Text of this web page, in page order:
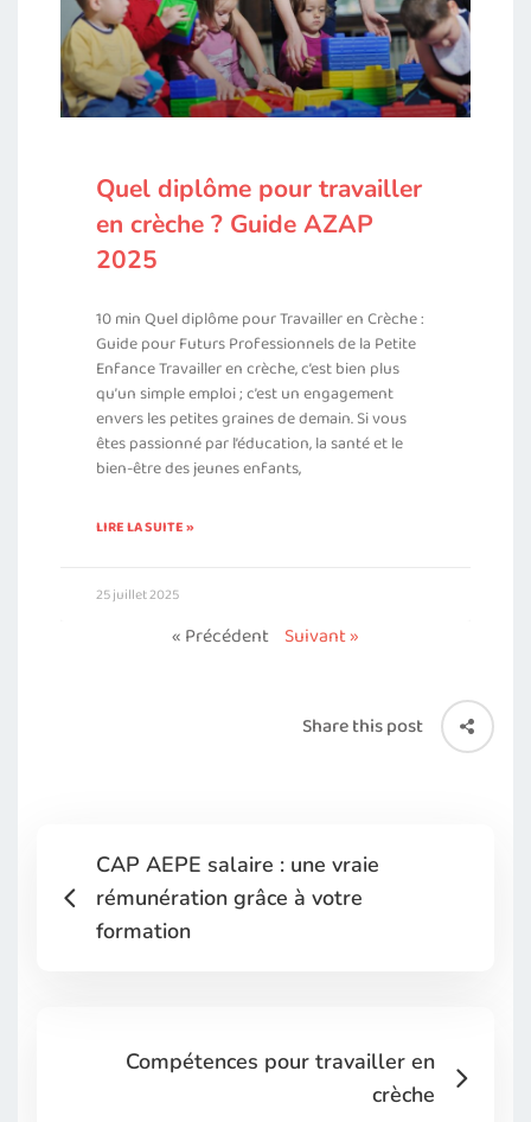
Quel diplôme pour travailler
en crèche ? Guide AZAP
2025
10 min Quel diplôme pour Travailler en Crèche :
Guide pour Futurs Professionnels de la Petite
Enfance Travailler en crèche, c’est bien plus
qu’un simple emploi ; c’est un engagement
envers les petites graines de demain. Si vous
êtes passionné par l’éducation, la santé et le
bien-être des jeunes enfants,
LIRE LA SUITE »
25 juillet 2025
« Précédent Suivant »
Share this post
CAP AEPE salaire : une vraie
rémunération grâce à votre
formation
Compétences pour travailler en
crèche